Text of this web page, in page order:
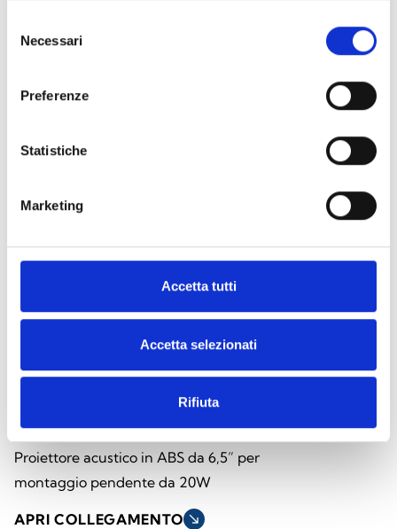
delNecessari
Preferenze
Statistiche
Marketing
Accetta tutti
Accetta selezionati
Rifiuta
Proiettore acustico in ABS da 6,5” per
montaggio pendente da 20W
APRI COLLEGAMENTO south_east